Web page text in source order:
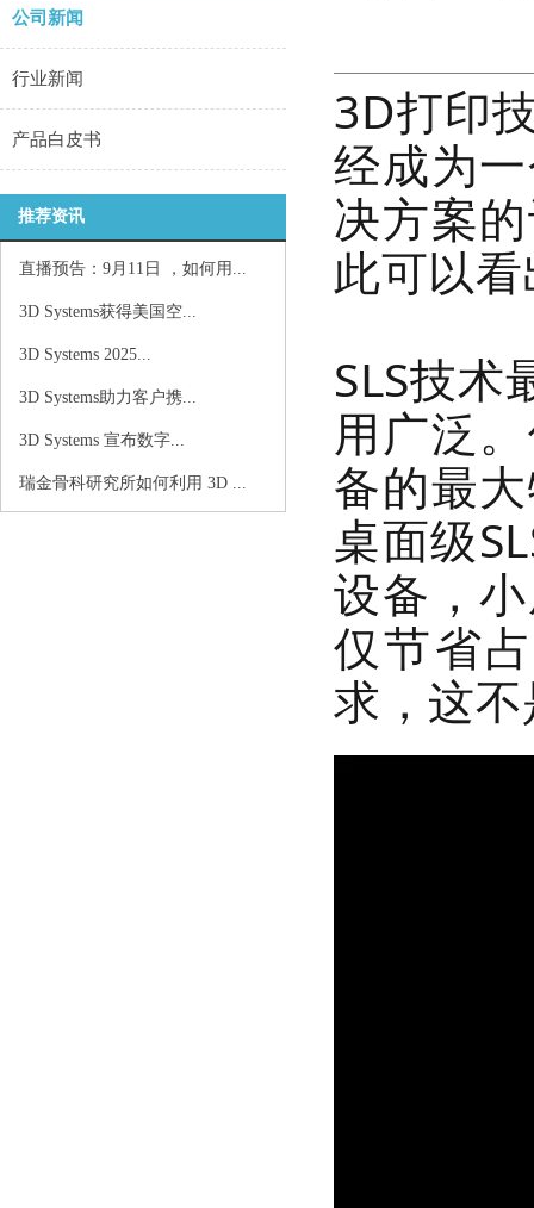
公司新闻
行业新闻
产品白皮书
推荐资讯
直播预告：9月11日 ，如何用...
3D Systems获得美国空...
3D Systems 2025...
3D Systems助力客户携...
3D Systems 宣布数字...
瑞金骨科研究所如何利用 3D ...
​3D打印
经成为
决方案
此可以
SLS技
用广泛
备的最
桌面级
设备，
仅节省
求，这